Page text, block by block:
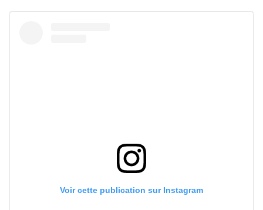
Voir cette publication sur Instagram